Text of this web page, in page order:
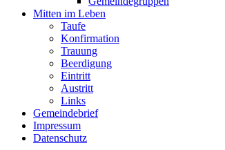
Mitten im Leben
Taufe
Konfirmation
Trauung
Beerdigung
Eintritt
Austritt
Links
Gemeindebrief
Impressum
Datenschutz